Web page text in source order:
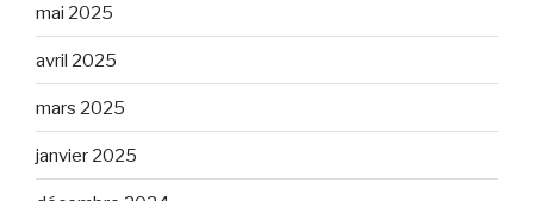
mai 2025
avril 2025
mars 2025
janvier 2025